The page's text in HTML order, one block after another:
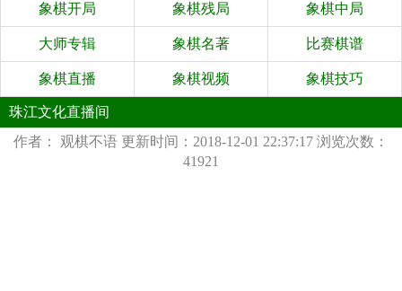
象棋开局 象棋残局 象棋中局
大师专辑 象棋名著 比赛棋谱
象棋直播 象棋视频 象棋技巧
珠江文化直播间
作者： 观棋不语 更新时间：2018-12-01 22:37:17 浏览次数：
41921